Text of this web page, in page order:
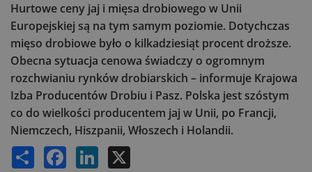
Hurtowe ceny jaj i mięsa drobiowego w Unii
Europejskiej są na tym samym poziomie. Dotychczas
mięso drobiowe było o kilkadziesiąt procent droższe.
Obecna sytuacja cenowa świadczy o ogromnym
rozchwianiu rynków drobiarskich – informuje Krajowa
Izba Producentów Drobiu i Pasz. Polska jest szóstym
co do wielkości producentem jaj w Unii, po Francji,
Niemczech, Hiszpanii, Włoszech i Holandii.
Share Facebook LinkedIn